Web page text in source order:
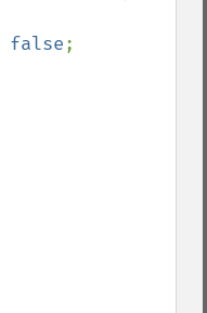
false;